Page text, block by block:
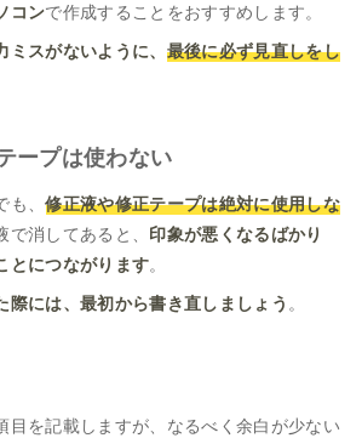
コンで作成することをおすすめします。
ミスがないように、 最後に必ず見直しをし
ープは使わない
も、修正液や修正テープは絶対に使用しな
で消してあると、 印象が悪くなるばかり
とにつながります。
際には、最初から書き直しましょう 。
目を記載しますが、なるべく余白が少ない